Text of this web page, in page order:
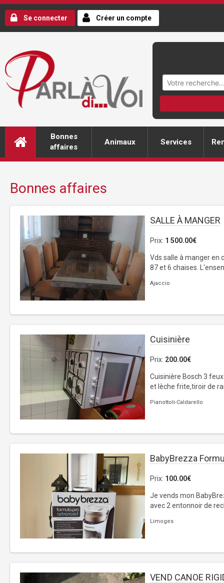
Se connecter Créer un compte
Bonnes
affaires
Animaux Services
Bonnes affaires
SALLE À MANGER
Prix: 1 500.00€
Vds salle à manger en
87 et 6 chaises.
Ajaccio
Cuisinière
Prix: 200.00€
Cuisinière Bosch 3
et lèche frite,tiroir de
Pianottoli-Caldarello
BabyBrezza
Prix: 100.00€
Je vends mon
avec 2 entonnoir de
Limoges
VEND CANOE